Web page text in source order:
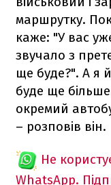
маршрутку.
каже: "У вас
звучало з
ще буде?". А я
буде ще
окремий
– розповів він.
Не
WhatsApp.